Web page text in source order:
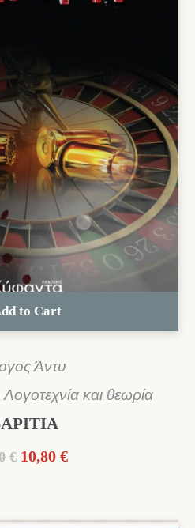
to Cart
Άντυ
και θεωρία
€ Original
12,00 €.
10,80 €Η
είναι: